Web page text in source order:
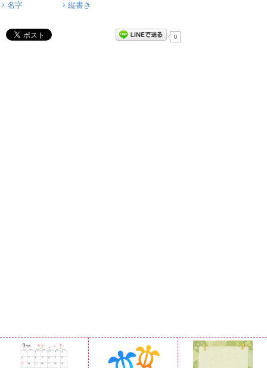
名字
縦書き
0